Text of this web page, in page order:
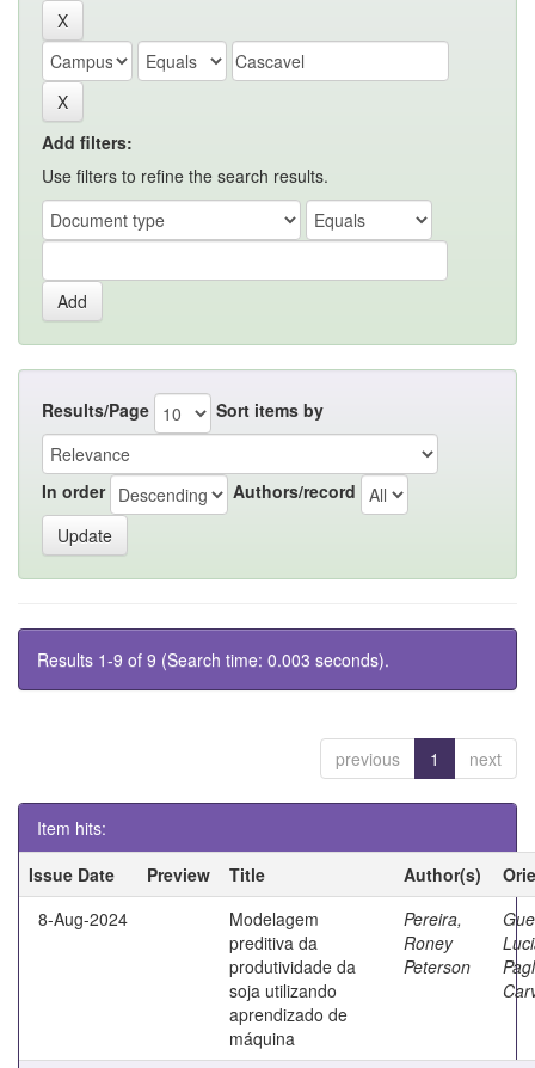
Add filters:
Use filters to refine the search results.
Results/Page Sort items by
In order Authors/record
Results 1-9 of 9 (Search time: 0.003 seconds).
previous 1 next
Item hits:
Issue Date
Preview Title Author(s)
8-Aug-2024
Modelagem
preditiva da
produtividade da
soja utilizando
aprendizado de
máquina
Pereira,
Roney
Peterson